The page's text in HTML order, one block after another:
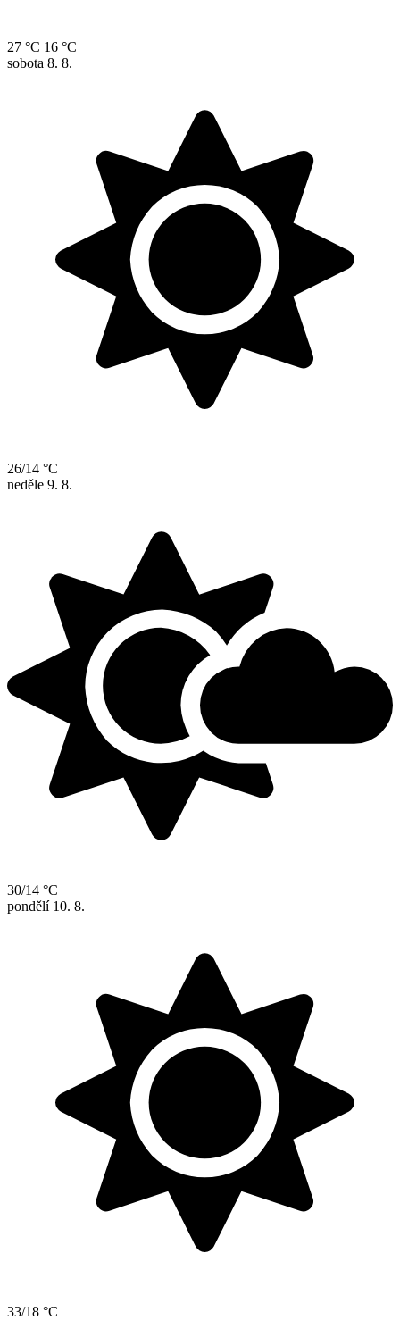
27 °C 16 °C
sobota 8. 8.
26/14 °C
neděle 9. 8.
30/14 °C
pondělí 10. 8.
33/18 °C